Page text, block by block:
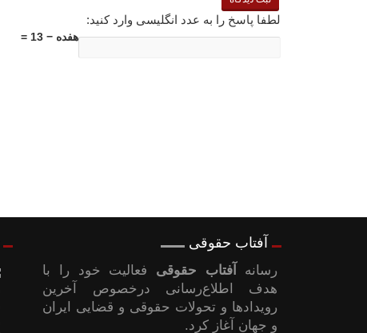
لطفا پاسخ را به عدد انگلیسی وارد کنید:
هفده − 13 =
آفتاب حقوقی
رسانه آفتاب حقوقی فعالیت خود را با
هدف اطلاع‌رسانی درخصوص آخرین
رویدادها و تحولات حقوقی و قضایی ایران
و جهان آغاز کرد.